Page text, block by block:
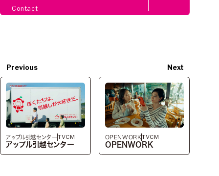
Contact
Previous
アップル引越センターTVCM
アップル引越センター
Next
OPENWORKTVCM
OPENWORK